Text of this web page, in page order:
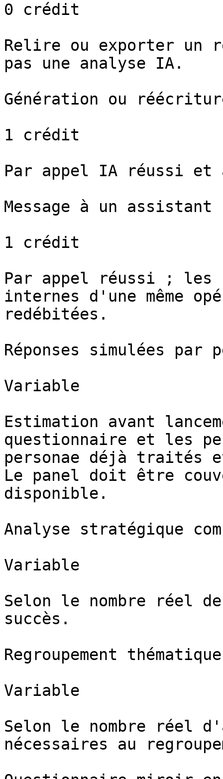
0 crédit
Relire ou exporter un
pas une analyse IA.
Génération ou
1 crédit
Par appel IA réussi et
Message à un assistant
1 crédit
Par appel réussi ; les
internes d'une même
redébitées.
Réponses simulées par
Variable
Estimation avant
questionnaire et les
personae déjà traités
Le panel doit être
disponible.
Analyse stratégique
Variable
Selon le nombre réel
succès.
Regroupement thématique
Variable
Selon le nombre réel
nécessaires au